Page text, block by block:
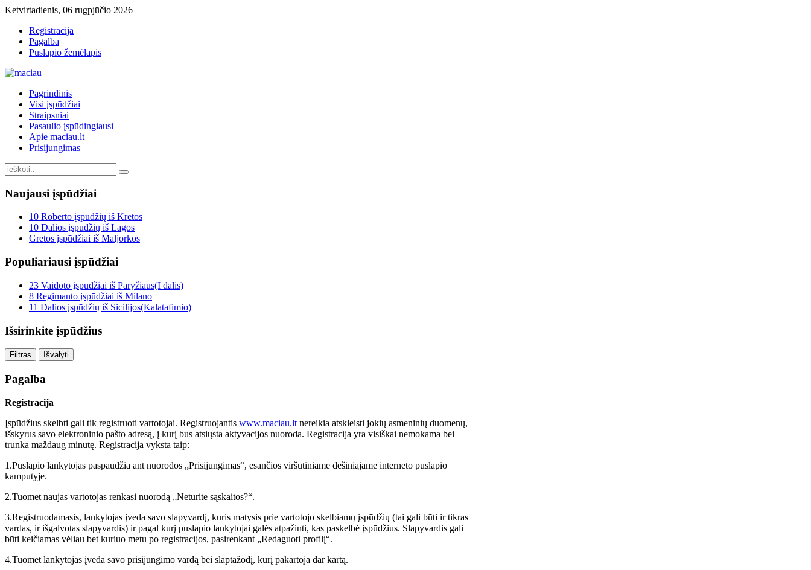
Ketvirtadienis, 06 rugpjūčio 2026
Registracija
Pagalba
Puslapio žemėlapis
Pagrindinis
Visi įspūdžiai
Straipsniai
Pasaulio įspūdingiausi
Apie maciau.lt
Prisijungimas
Naujausi įspūdžiai
10 Roberto įspūdžių iš Kretos
10 Dalios įspūdžių iš Lagos
Gretos įspūdžiai iš Maljorkos
Populiariausi įspūdžiai
23 Vaidoto įspūdžiai iš Paryžiaus(I dalis)
8 Regimanto įspūdžiai iš Milano
11 Dalios įspūdžių iš Sicilijos(Kalatafimio)
Išsirinkite įspūdžius
Pagalba
Registracija
Įspūdžius skelbti gali tik registruoti vartotojai. Registruojantis www.maciau.lt nereikia atskleisti jokių asmeninių duomenų,
išskyrus savo elektroninio pašto adresą, į kurį bus atsiųsta aktyvacijos nuoroda. Registracija yra visiškai nemokama bei
trunka maždaug minutę. Registracija vyksta taip:
1.Puslapio lankytojas paspaudžia ant nuorodos „Prisijungimas“, esančios viršutiniame dešiniajame interneto puslapio
kamputyje.
2.Tuomet naujas vartotojas renkasi nuorodą „Neturite sąskaitos?“.
3.Registruodamasis, lankytojas įveda savo slapyvardį, kuris matysis prie vartotojo skelbiamų įspūdžių (tai gali būti ir tikras
vardas, ir išgalvotas slapyvardis) ir pagal kurį puslapio lankytojai galės atpažinti, kas paskelbė įspūdžius. Slapyvardis gali
būti keičiamas vėliau bet kuriuo metu po registracijos, pasirenkant „Redaguoti profilį“.
4.Tuomet lankytojas įveda savo prisijungimo vardą bei slaptažodį, kurį pakartoja dar kartą.